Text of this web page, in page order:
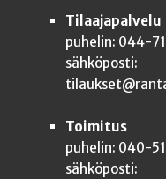
Tilaajapalvelu
puhelin: 044-
sähköposti:
Toimitus
puhelin: 040-
sähköposti: